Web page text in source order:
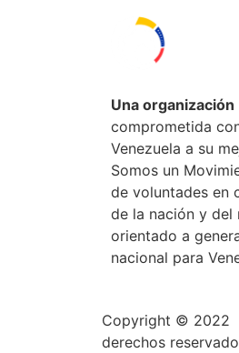
Una organización
comprometida
Venezuela a su
Somos un
de voluntades en
de la nación y del
orientado a
nacional para
Copyright © 2022
derechos